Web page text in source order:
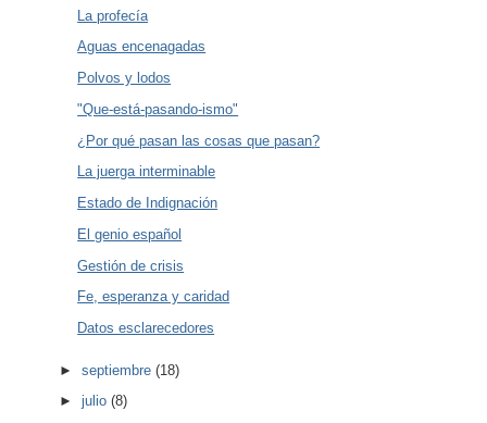
La profecía
Aguas encenagadas
Polvos y lodos
"Que-está-pasando-ismo"
¿Por qué pasan las cosas que pasan?
La juerga interminable
Estado de Indignación
El genio español
Gestión de crisis
Fe, esperanza y caridad
Datos esclarecedores
►septiembre(18)
►julio(8)